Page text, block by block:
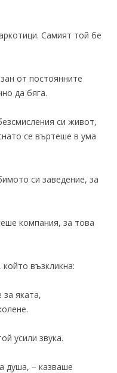
Самият той бе
от постоянните
да бяга.
си живот,
се въртеше в ума
си заведение, за
компания, за това
възкликна:
яката,
усили звука.
душа, – казваше